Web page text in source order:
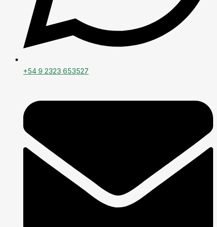
+54 9 2323 653527